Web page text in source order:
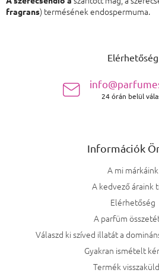
fragrans) termésének endospermuma.
Elérhetőség
24 órán belül
Információk
A mi márkáink
A kedvező áraink
Elérhetőség
A parfüm
Válaszd ki szíved illatát a
Gyakran ismételt
Termék